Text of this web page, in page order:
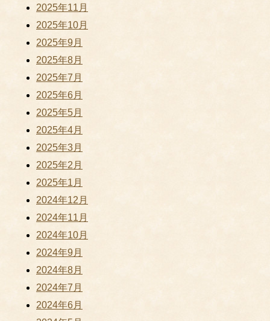
2025年11月
2025年10月
2025年9月
2025年8月
2025年7月
2025年6月
2025年5月
2025年4月
2025年3月
2025年2月
2025年1月
2024年12月
2024年11月
2024年10月
2024年9月
2024年8月
2024年7月
2024年6月